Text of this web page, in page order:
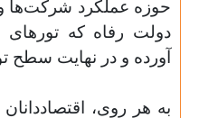
حوزه عملکرد شرکت‌ها و
دولت رفاه که تورهای
آورده و در نهایت سطح
به هر روی، اقتصاددانان